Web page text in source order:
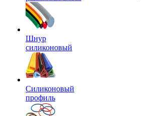
Шнур
силиконовый
Силиконовый
профиль